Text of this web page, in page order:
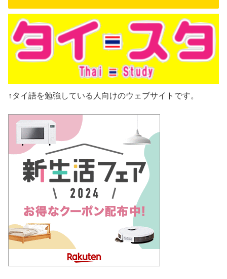
↑タイ語を勉強している人向けのウェブサイトです。